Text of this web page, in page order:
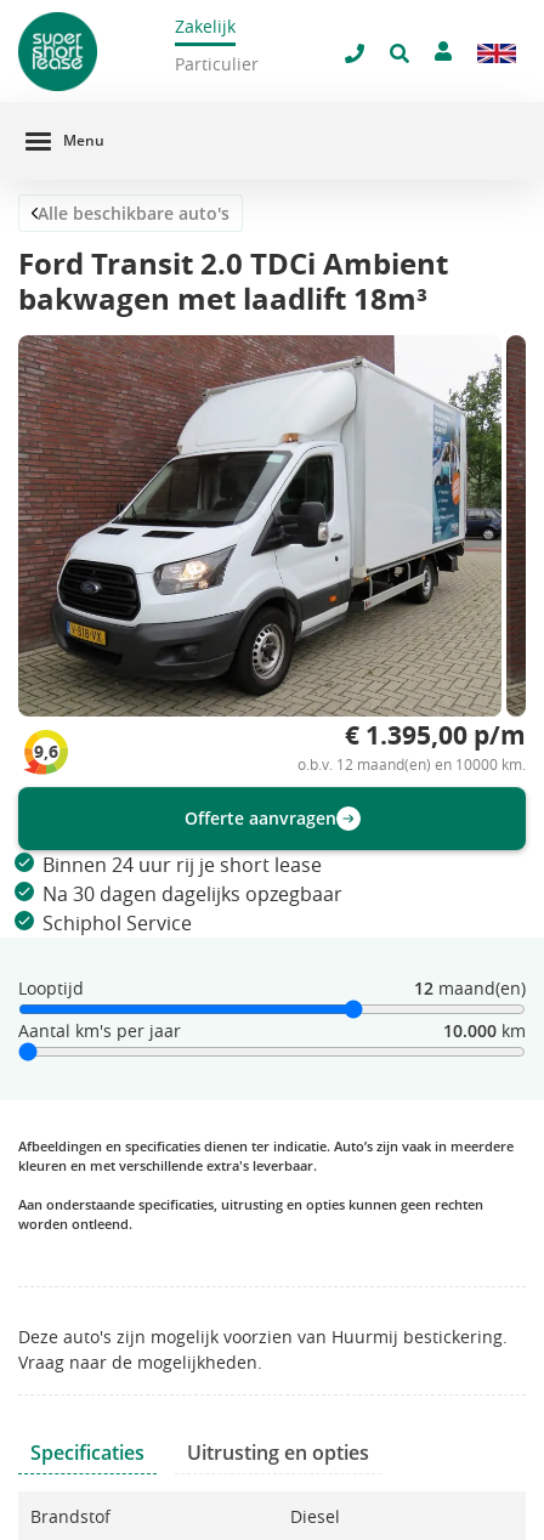
Zakelijk
Particulier
Menu
Alle beschikbare auto's
Ford Transit 2.0 TDCi Ambient
bakwagen met laadlift 18m³
9,6 € 1.395,00 p/m
o.b.v. 12 maand(en) en 10000 km.
Offerte aanvragen
Binnen 24 uur rij je short lease
Na 30 dagen dagelijks opzegbaar
Schiphol Service
Looptijd 12 maand(en)
Aantal km's per jaar
10.000 km
Afbeeldingen en specificaties dienen ter indicatie. Auto’s zijn vaak in meerdere
kleuren en met verschillende extra's leverbaar.
Aan onderstaande specificaties, uitrusting en opties kunnen geen rechten
worden ontleend.
Deze auto's zijn mogelijk voorzien van Huurmij bestickering.
Vraag naar de mogelijkheden.
Specificaties Uitrusting en opties
Brandstof Diesel
Sluit